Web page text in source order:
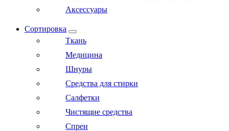
Аксессуары
Сортировка
Ткань
Медицина
Шнуры
Средства для стирки
Салфетки
Чистящие средства
Спреи